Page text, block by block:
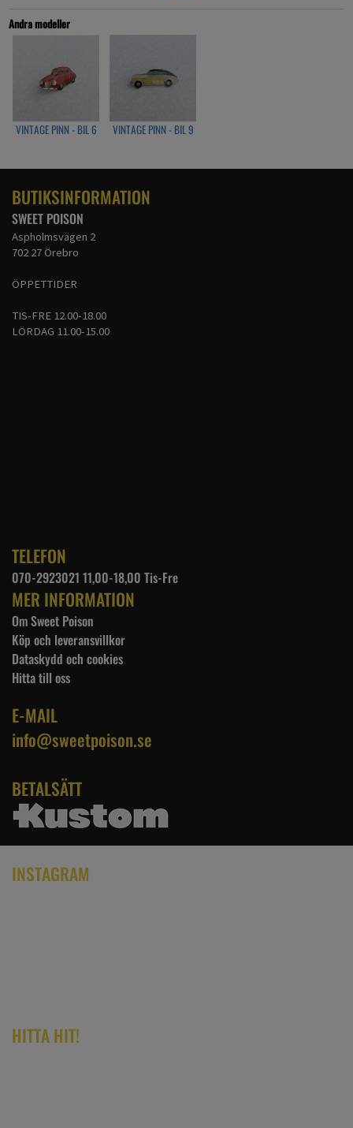
Artikelnr: pinAF18.29
Andra modeller
VINTAGE PINN - BIL 6 VINTAGE PINN - BIL 9
BUTIKSINFORMATION
SWEET POISON
Aspholmsvägen 2
702 27 Örebro
ÖPPETTIDER
TIS-FRE 12.00-18.00
LÖRDAG 11.00-15.00
TELEFON
070-2923021 11,00-18,00 Tis-Fre
MER INFORMATION
Om Sweet Poison
Köp och leveransvillkor
Dataskydd och cookies
Hitta till oss
E-MAIL
info@sweetpoison.se
BETALSÄTT
INSTAGRAM
HITTA HIT!